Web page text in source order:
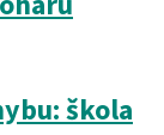
škola